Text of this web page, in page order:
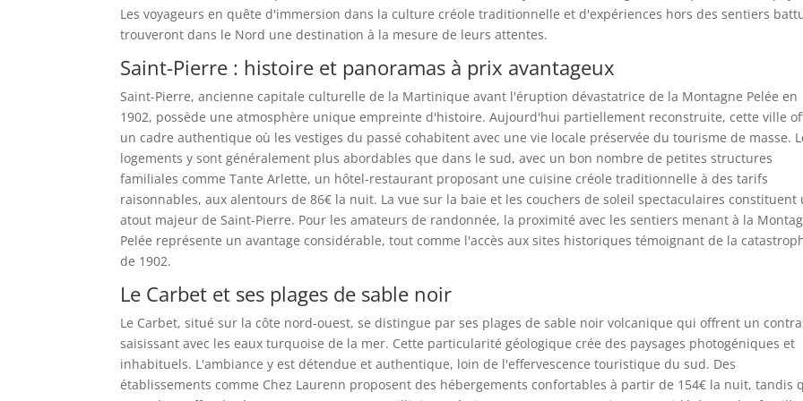
Les voyageurs en quête d'immersion dans la culture créole traditionnelle et d'expériences hors des sentiers
trouveront dans le Nord une destination à la mesure de leurs attentes.
Saint-Pierre : histoire et panoramas à prix avantageux
Saint-Pierre, ancienne capitale culturelle de la Martinique avant l'éruption dévastatrice de la Montagne Pelée en
1902, possède une atmosphère unique empreinte d'histoire. Aujourd'hui partiellement reconstruite, cette ville
un cadre authentique où les vestiges du passé cohabitent avec une vie locale préservée du tourisme de masse.
logements y sont généralement plus abordables que dans le sud, avec un bon nombre de petites structures
familiales comme Tante Arlette, un hôtel-restaurant proposant une cuisine créole traditionnelle à des tarifs
raisonnables, aux alentours de 86€ la nuit. La vue sur la baie et les couchers de soleil spectaculaires constituent
atout majeur de Saint-Pierre. Pour les amateurs de randonnée, la proximité avec les sentiers menant à la
Pelée représente un avantage considérable, tout comme l'accès aux sites historiques témoignant de la
de 1902.
Le Carbet et ses plages de sable noir
Le Carbet, situé sur la côte nord-ouest, se distingue par ses plages de sable noir volcanique qui offrent un
saisissant avec les eaux turquoise de la mer. Cette particularité géologique crée des paysages photogéniques et
inhabituels. L'ambiance y est détendue et authentique, loin de l'effervescence touristique du sud. Des
établissements comme Chez Laurenn proposent des hébergements confortables à partir de 154€ la nuit, tandis